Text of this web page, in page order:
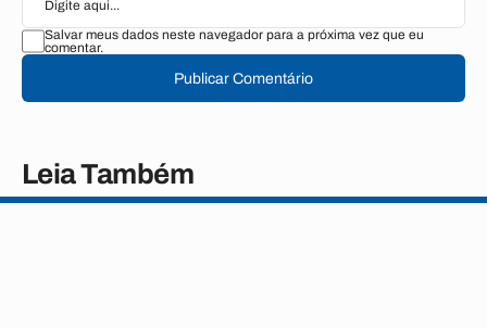
Salvar meus dados neste navegador para a próxima vez que eu
comentar.
Publicar Comentário
Leia Também